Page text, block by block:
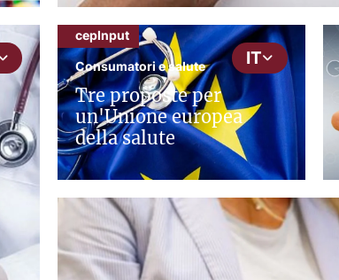
IT
cepInput
Consumatori e salute
Tre proposte per
un'Unione europea
della salute